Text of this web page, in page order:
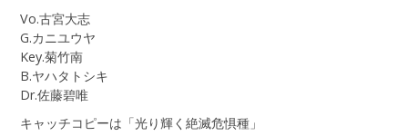
Vo.古宮大志
G.カニユウヤ
Key.菊竹南
B.ヤハタトシキ
Dr.佐藤碧唯
キャッチコピーは「光り輝く絶滅危惧種」